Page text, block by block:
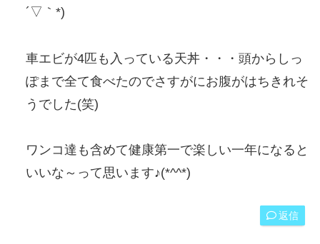
´▽｀*)
車エビが4匹も入っている天丼・・・頭からしっ
ぽまで全て食べたのでさすがにお腹がはちきれそ
うでした(笑)
ワンコ達も含めて健康第一で楽しい一年になると
いいな～って思います♪(*^^*)
返信